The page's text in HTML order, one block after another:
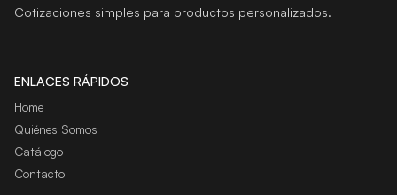
Cotizaciones simples para productos personalizados.
ENLACES RÁPIDOS
Home
Quiénes Somos
Catálogo
Contacto